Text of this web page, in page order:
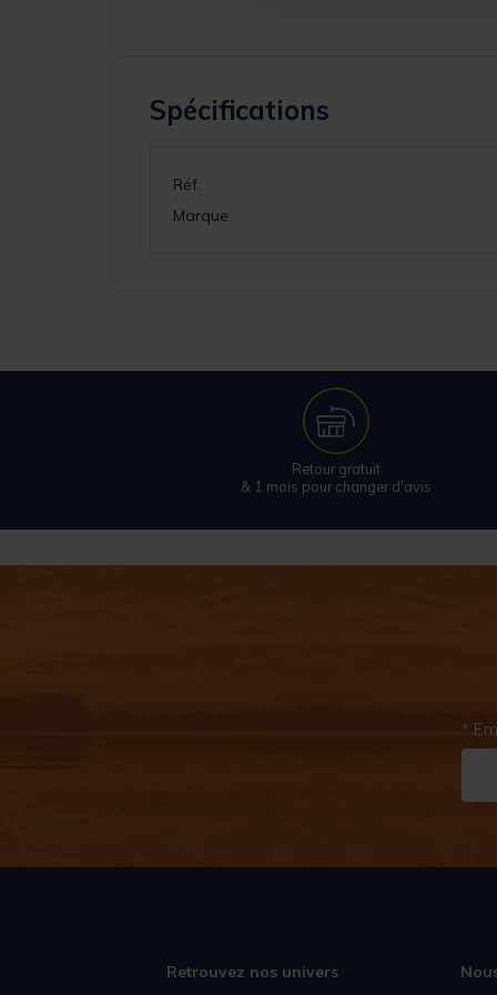
Spécifications
Réf.
Marque
Retour gratuit
& 1 mois pour changer d'avis
*
Retrouvez nos univers